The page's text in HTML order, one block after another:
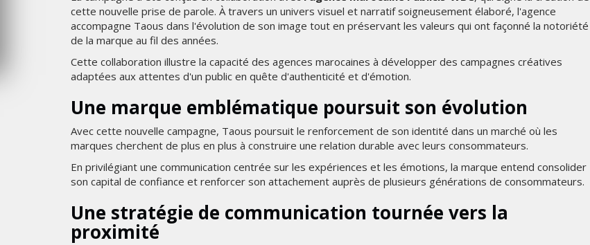
cette nouvelle prise de parole. À travers un univers visuel et narratif soigneusement élaboré, l'agence
accompagne Taous dans l'évolution de son image tout en préservant les valeurs qui ont façonné la notoriété
de la marque au fil des années.
Cette collaboration illustre la capacité des agences marocaines à développer des campagnes créatives
adaptées aux attentes d'un public en quête d'authenticité et d'émotion.
Une marque emblématique poursuit son évolution
Avec cette nouvelle campagne, Taous poursuit le renforcement de son identité dans un marché où les
marques cherchent de plus en plus à construire une relation durable avec leurs consommateurs.
En privilégiant une communication centrée sur les expériences et les émotions, la marque entend consolider
son capital de confiance et renforcer son attachement auprès de plusieurs générations de consommateurs.
Une stratégie de communication tournée vers la
proximité
MERCREDI 5 AOÛT 2026 MERCREDI 5 AOÛT 2026